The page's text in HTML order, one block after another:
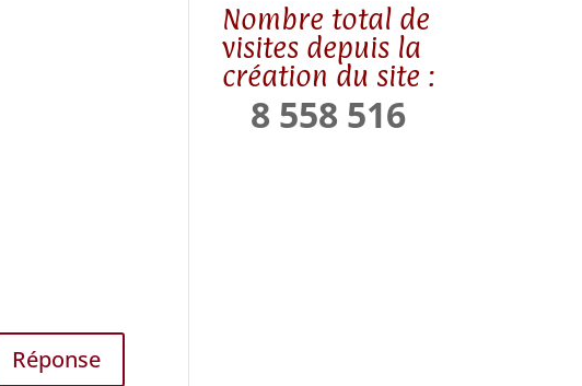
Réponse
Nombre total de
visites depuis la
création du site :
8 558 516